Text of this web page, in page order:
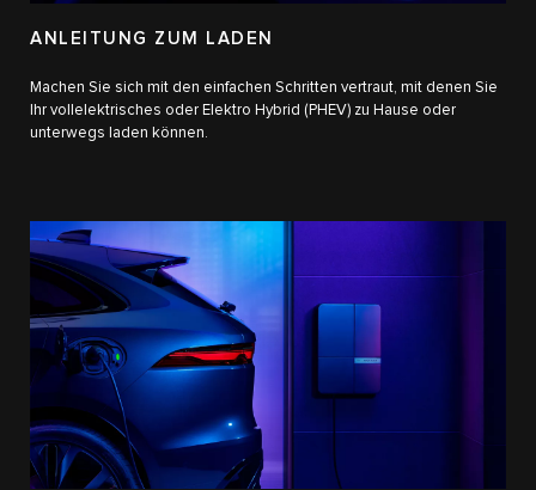
ANLEITUNG ZUM LADEN
Machen Sie sich mit den einfachen Schritten vertraut, mit denen Sie
Ihr vollelektrisches oder Elektro Hybrid (PHEV) zu Hause oder
unterwegs laden können.